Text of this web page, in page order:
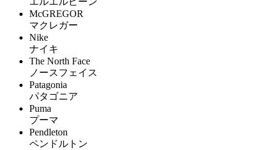
McGREGOR
マクレガー
Nike
ナイキ
The North Face
ノースフェイス
Patagonia
パタゴニア
Puma
プーマ
Pendleton
ペンドルトン